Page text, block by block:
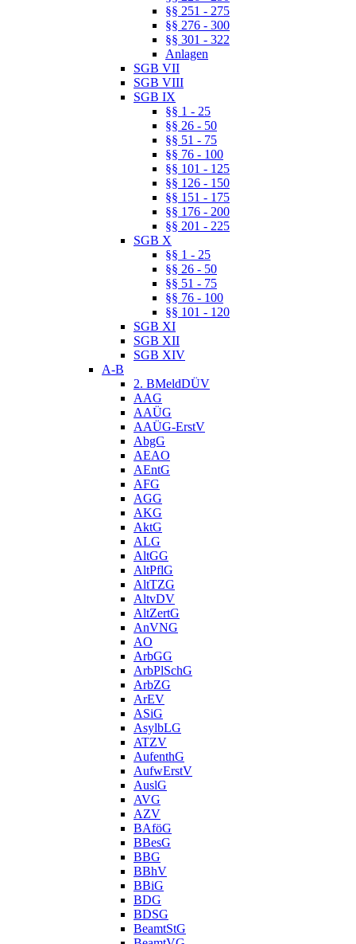
§§ 251 - 275
§§ 276 - 300
§§ 301 - 322
Anlagen
SGB VII
SGB VIII
SGB IX
§§ 1 - 25
§§ 26 - 50
§§ 51 - 75
§§ 76 - 100
§§ 101 - 125
§§ 126 - 150
§§ 151 - 175
§§ 176 - 200
§§ 201 - 225
SGB X
§§ 1 - 25
§§ 26 - 50
§§ 51 - 75
§§ 76 - 100
§§ 101 - 120
SGB XI
SGB XII
SGB XIV
A-B
2. BMeldDÜV
AAG
AAÜG
AAÜG-ErstV
AbgG
AEAO
AEntG
AFG
AGG
AKG
AktG
ALG
AltGG
AltPflG
AltTZG
AltvDV
AltZertG
AnVNG
AO
ArbGG
ArbPlSchG
ArbZG
ArEV
ASiG
AsylbLG
ATZV
AufenthG
AufwErstV
AuslG
AVG
AZV
BAföG
BBesG
BBG
BBhV
BBiG
BDG
BDSG
BeamtStG